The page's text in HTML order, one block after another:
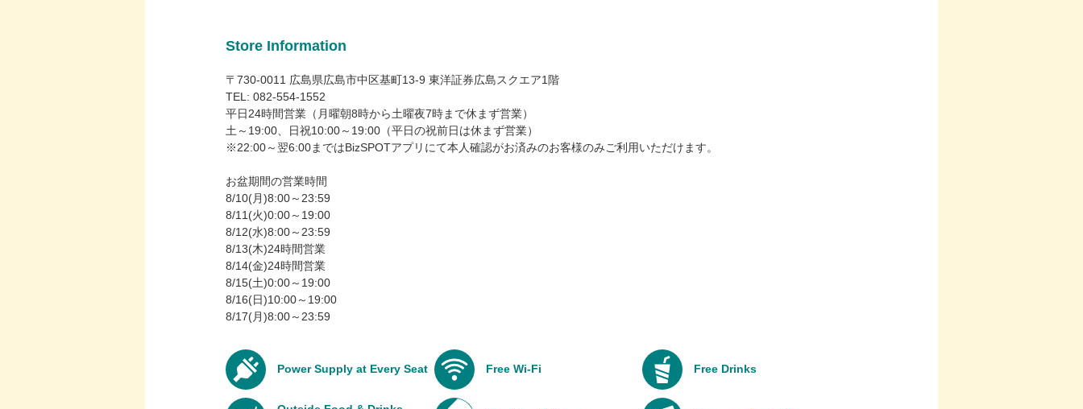
Store Information
〒730-0011 広島県広島市中区基町13-9 東洋証券広島スクエア1階
TEL: 082-554-1552
平日24時間営業（月曜朝8時から土曜夜7時まで休まず営業）
土～19:00、日祝10:00～19:00（平日の祝前日は休まず営業）
※22:00～翌6:00まではBizSPOTアプリにて本人確認がお済みのお客様のみご利用いただけます。
お盆期間の営業時間
8/10(月)8:00～23:59
8/11(火)0:00～19:00
8/12(水)8:00～23:59
8/13(木)24時間営業
8/14(金)24時間営業
8/15(土)0:00～19:00
8/16(日)10:00～19:00
8/17(月)8:00～23:59
Power Supply at Every Seat Free Wi-Fi Free Drinks